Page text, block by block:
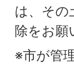
は、その
除をお願
※市が管